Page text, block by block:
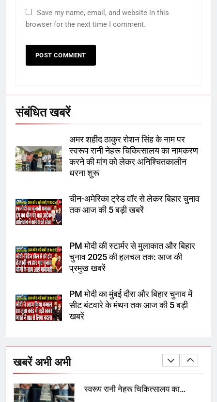
Save my name, email, and website in this
browser for the next time I comment.
संबंधित खबरें
अमर शहीद ठाकुर रोशन सिंह के नाम पर
स्वरूप रानी नेहरू चिकित्सालय का नामकरण
करने की मांग को लेकर अनिश्चितकालीन
धरना शुरू
चीन-अमेरिका ट्रेड वॉर से लेकर बिहार चुनाव
तक आज की 5 बड़ी खबरें
PM मोदी की स्टार्मर से मुलाकात और बिहार
चुनाव 2025 की हलचल तक: आज की
प्रमुख खबरें
PM मोदी का मुंबई दौरा और बिहार चुनाव में
सीट बंटवारे के मंथन तक आज की 5 बड़ी
खबरें
खबरें अभी अभी
5
राम की नगरी अयोध्या में आने वाले भक्तों
गाजा युद्धविराम को लेकर बड़ी खबरें
8
तय किए
1
रोशन सिंह के नाम पर करने की मांग तेज
अमर शहीद ठाकुर रोशन सिंह के नाम पर
स्वरूप रानी नेहरू चिकित्सालय का
3